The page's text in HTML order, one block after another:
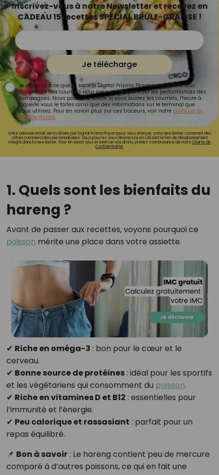
Inscrivez-vous à notre Newsletter et recevez en
CADEAU 15 recettes SPÉCIAL BRÛLE-GRAISSE !
Je télécharge
Je consens à ce que la société Digital Prisma Players analyse le taux
d'ouverture des courriels pour mesurer et optimiser les performances des
campagnes. Nous pourrons savoir si vous ouvrez les courriels, l'heure à
laquelle vous le faites ainsi que des informations sur le terminal que
vous utilisez. Pour en savoir plus sur ces traceurs, voir notre politique de
confidentialité.
Votre adresse email sera utilisée par Digital Prisma Playerspour vous envoyer votre newsletter contenant des
offres commerciales personnalisées. Vous pourrez vous désinscrire en utilisant le lien de désabonnement
intégré dans la newsletter. Pour en savoir plus et exercer vos droits, prenez connaissance de notreCharte de
Confidentialité.
1. Quels sont les bienfaits du
hareng ?
Avant de passer aux recettes, voyons pourquoi ce
poisson mérite une place dans votre assiette.
✔ Riche en oméga-3 : bon pour le cœur et le
cerveau.
✔ Bonne source de protéines: idéal pour les sportifs
et les végétariens qui consomment du poisson.
✔ Riche en vitamines D et B12 : essentielles pour
l’immunité et l’énergie.
✔ Peu calorique et rassasiant : parfait pour un
repas équilibré.
📌 Bon à savoir: Le hareng contient peu de mercure
comparé à d’autres poissons, ce qui en fait une